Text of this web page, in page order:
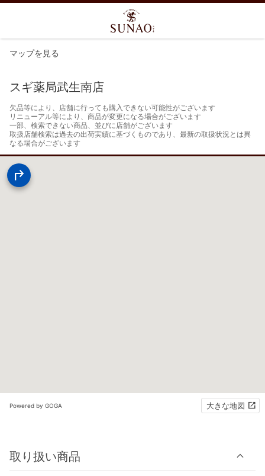
マップを見る
スギ薬局武生南店
欠品等により、店舗に行っても購入できない可能性がございます
リニューアル等により、商品が変更になる場合がございます
一部、検索できない商品、並びに店舗がございます
取扱店舗検索は過去の出荷実績に基づくものであり、最新の取扱状況とは異
なる場合がございます
Powered by GOGA 大きな地図
取り扱い商品